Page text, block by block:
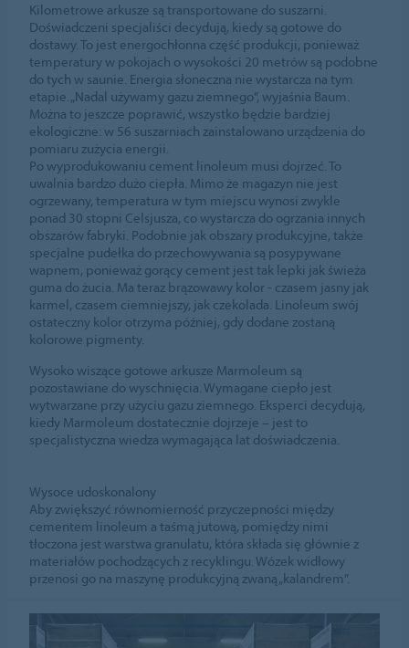
Kilometrowe arkusze są transportowane do suszarni.
Doświadczeni specjaliści decydują, kiedy są gotowe do
dostawy. To jest energochłonna część produkcji, ponieważ
temperatury w pokojach o wysokości 20 metrów są podobne
do tych w saunie. Energia słoneczna nie wystarcza na tym
etapie. „Nadal używamy gazu ziemnego”, wyjaśnia Baum.
Można to jeszcze poprawić, wszystko będzie bardziej
ekologiczne: w 56 suszarniach zainstalowano urządzenia do
pomiaru zużycia energii.
Po wyprodukowaniu cement linoleum musi dojrzeć. To
uwalnia bardzo dużo ciepła. Mimo że magazyn nie jest
ogrzewany, temperatura w tym miejscu wynosi zwykle
ponad 30 stopni Celsjusza, co wystarcza do ogrzania innych
obszarów fabryki. Podobnie jak obszary produkcyjne, także
specjalne pudełka do przechowywania są posypywane
wapnem, ponieważ gorący cement jest tak lepki jak świeża
guma do żucia. Ma teraz brązowawy kolor - czasem jasny jak
karmel, czasem ciemniejszy, jak czekolada. Linoleum swój
ostateczny kolor otrzyma później, gdy dodane zostaną
kolorowe pigmenty.
Wysoko wiszące gotowe arkusze Marmoleum są
pozostawiane do wyschnięcia. Wymagane ciepło jest
wytwarzane przy użyciu gazu ziemnego. Eksperci decydują,
kiedy Marmoleum dostatecznie dojrzeje – jest to
specjalistyczna wiedza wymagająca lat doświadczenia.
Wysoce udoskonalony
Aby zwiększyć równomierność przyczepności między
cementem linoleum a taśmą jutową, pomiędzy nimi
tłoczona jest warstwa granulatu, która składa się głównie z
materiałów pochodzących z recyklingu. Wózek widłowy
przenosi go na maszynę produkcyjną zwaną „kalandrem”.